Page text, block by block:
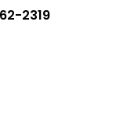
2319